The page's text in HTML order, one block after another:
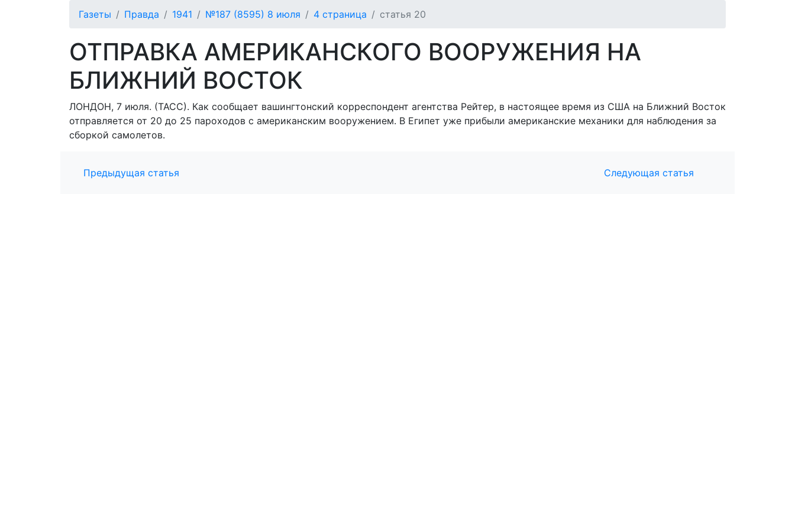
Газеты Правда 1941 №187 (8595) 8 июля 4 страница статья 20
ОТПРАВКА АМЕРИКАНСКОГО ВООРУЖЕНИЯ НА
БЛИЖНИЙ ВОСТОК
ЛОНДОН, 7 июля. (ТАСС). Как сообщает вашингтонский корреспондент агентства Рейтер, в настоящее время из США на Ближний Восток
отправляется от 20 до 25 пароходов с американским вооружением. В Египет уже прибыли американские механики для наблюдения за
сборкой самолетов.
Предыдущая статья Следующая статья